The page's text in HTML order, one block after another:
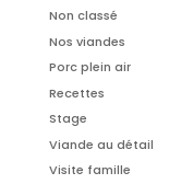
Non classé
Nos viandes
Porc plein air
Recettes
Stage
Viande au détail
Visite famille